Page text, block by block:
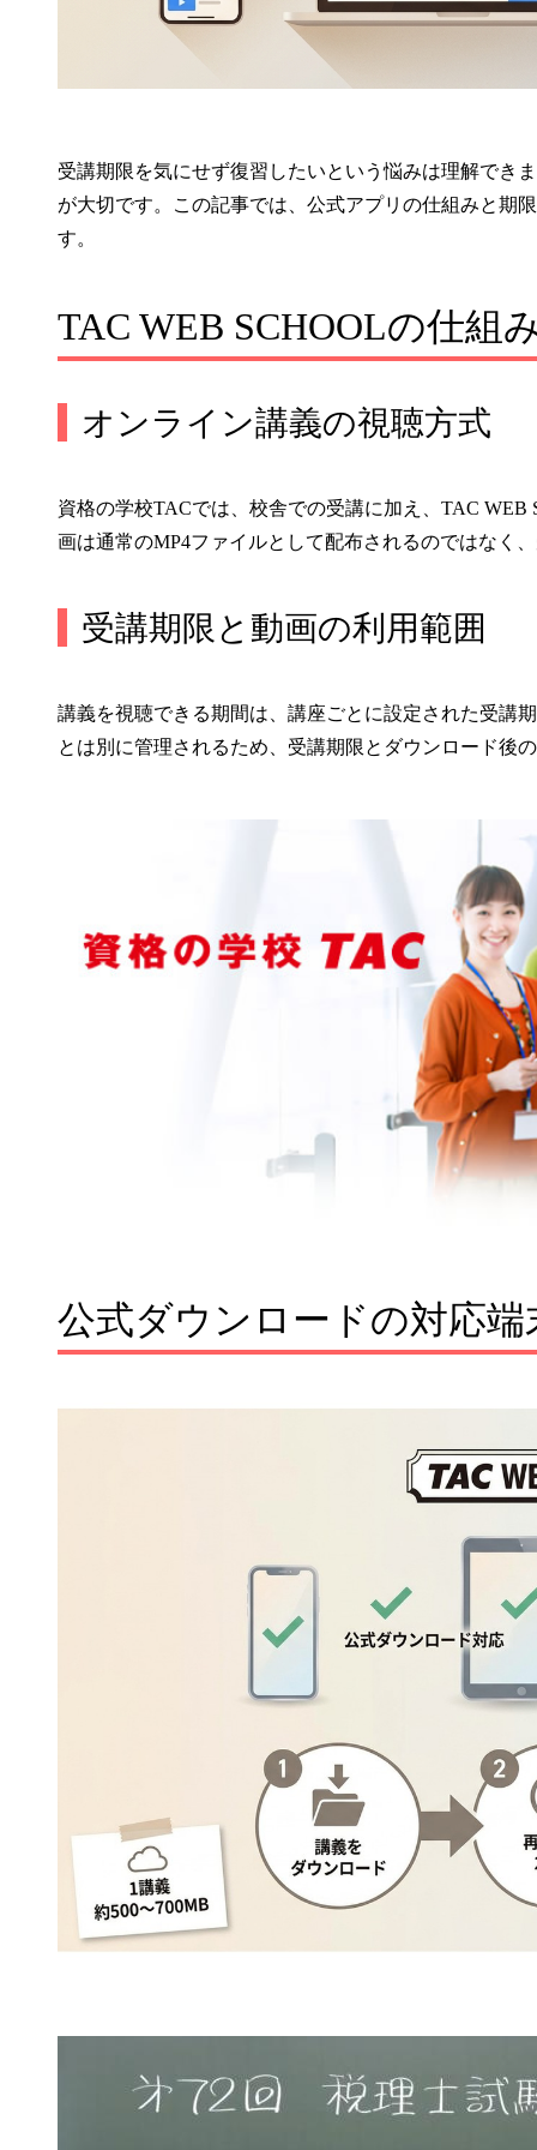
受講期限を気にせず復習したいという悩みは理解でき
が大切です。この記事では、公式アプリの仕組みと期
す。
TAC WEB SCHOOLの仕組
オンライン講義の視聴方式
資格の学校TACでは、校舎での受講に加え、TAC
画は通常のMP4ファイルとして配布されるのではなく
受講期限と動画の利用範囲
講義を視聴できる期間は、講座ごとに設定された受講
とは別に管理されるため、受講期限とダウンロード後
公式ダウンロードの対応端